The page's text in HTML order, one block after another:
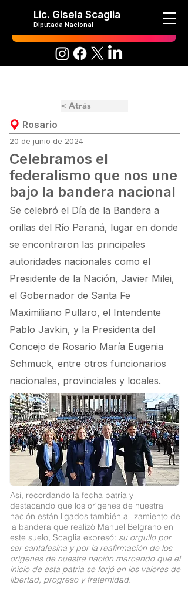
Lic. Gisela Scaglia
Diputada Nacional
< Atrás
Rosario
20 de junio de 2024
Celebramos el
federalismo que nos une
bajo la bandera nacional
Se celebró el Día de la Bandera a
orillas del Río Paraná, lugar en donde
se encontraron las principales
autoridades nacionales como el
Presidente de la Nación, Javier Milei,
el Gobernador de Santa Fe
Maximiliano Pullaro, el Intendente
Pablo Javkin, y la Presidenta del
Concejo de Rosario María Eugenia
Schmuck, entre otros funcionarios
nacionales, provinciales y locales.
Así, recordando la fecha patria y
destacando que los orígenes de nuestra
nación están ligados también al izamiento de
la bandera que realizó Manuel Belgrano en
este suelo, Scaglia expresó: su orgullo por
ser santafesina y por la reafirmación de los
orígenes de nuestra nación marcando que el
inicio de esta patria se forjó en los valores de
libertad, progreso y fraternidad.